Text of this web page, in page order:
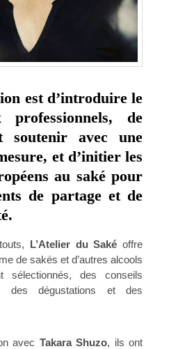
est d’introduire le
professionnels, de
soutenir avec une
et d’initier les
au saké pour
de partage et de
L’Atelier du Saké offre
de sakés et d’autres alcools
sélectionnés, des conseils
des dégustations et des
avec Takara Shuzo, ils ont